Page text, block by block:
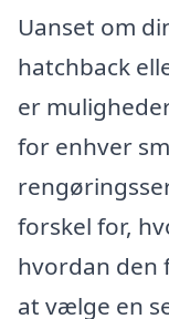
Uanset om
hatchback
er
for enhver
forskel for,
hvordan den
at vælge en